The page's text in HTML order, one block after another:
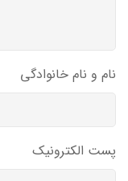
نام و نام خانوادگی
پست الکترونیک